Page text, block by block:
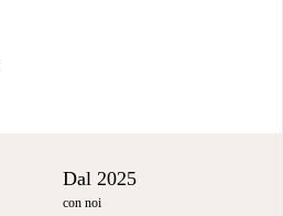
Dal 2025
con noi